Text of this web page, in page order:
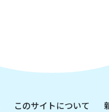
このサイトについて